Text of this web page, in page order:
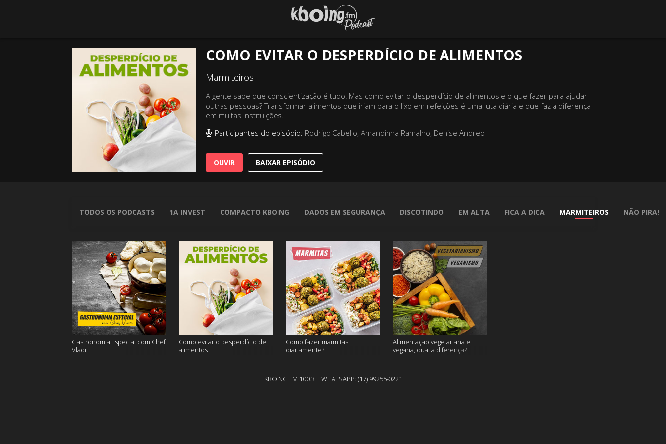
COMO EVITAR O DESPERDÍCIO DE ALIMENTOS
Marmiteiros
A gente sabe que conscientização é tudo! Mas como evitar o desperdício de alimentos e o que fazer para ajudar
outras pessoas? Transformar alimentos que iriam para o lixo em refeições é uma luta diária e que faz a diferença
em muitas instituições.
Participantes do episódio: Rodrigo Cabello, Amandinha Ramalho, Denise Andreo
OUVIR BAIXAR EPISÓDIO
TODOS OS PODCASTS 1A INVEST COMPACTO KBOING DADOS EM SEGURANÇA DISCOTINDO EM ALTA FICA A DICA MARMITEIROS NÃO PIRA!
Gastronomia Especial com Chef
Vladi
Como evitar o desperdício de
alimentos
Como fazer marmitas
diariamente?
Alimentação vegetariana e
vegana, qual a diferença?
KBOING FM 100.3 | WHATSAPP: (17) 99255-0221